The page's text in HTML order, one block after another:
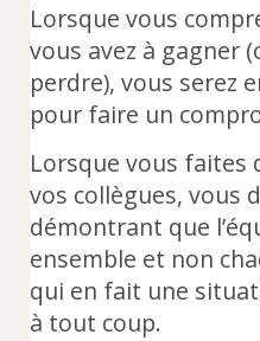
Lorsque vous
vous avez à gagner
perdre), vous serez
pour faire un
Lorsque vous faites
vos collègues, vous
démontrant que
ensemble et non
qui en fait une
à tout coup.